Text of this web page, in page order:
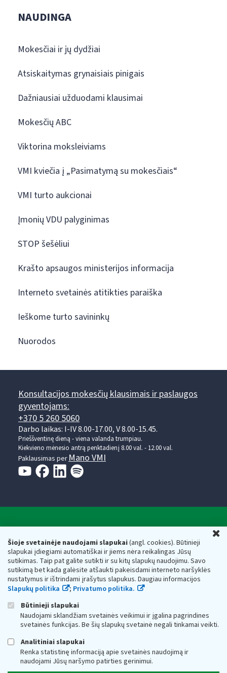
Šioje svetainėje naudojami slapukai(angl. cookies). Būtinieji
slapukai įdiegiami automatiškai ir jiems nėra reikalingas Jūsų
sutikimas. Taip pat galite sutikti ir su kitų slapukų naudojimu. Savo
sutikimą bet kada galėsite atšaukti pakeisdami interneto naršyklės
nustatymus ir ištrindami įrašytus slapukus. Daugiau informacijos
Slapukų politika
; Privatumo politika.
Būtinieji slapukai
Naudojami sklandžiam svetainės veikimui ir įgalina pagrindines
svetainės funkcijas. Be šių slapukų svetainė negali tinkamai veikti.
Analitiniai slapukai
Renka statistinę informaciją apie svetainės naudojimą ir
naudojami Jūsų naršymo patirties gerinimui.
NAUDINGA
Mokesčiai ir jų dydžiai
Atsiskaitymas grynaisiais pinigais
Dažniausiai užduodami klausimai
Mokesčių ABC
Viktorina moksleiviams
VMI kviečia į „Pasimatymą su mokesčiais“
VMI turto aukcionai
Įmonių VDU palyginimas
STOP šešėliui
Krašto apsaugos ministerijos informacija
Interneto svetainės atitikties paraiška
Ieškome turto savininkų
Nuorodos
Konsultacijos mokesčių klausimais ir paslaugos
gyventojams:
+370 5 260 5060
Darbo laikas: I-IV 8.00-17.00, V 8.00-15.45.
Prieššventinę dieną - viena valanda trumpiau.
Kiekvieno mėnesio antrą penktadienį 8.00 val. - 12.00 val.
Paklausimas perMano VMI
Valstybinė mokesčių inspekcija prie Lietuvos
Respublikos finansų ministerijos
Biudžetinė įstaiga. Juridinio asmens kodas — 188659752,
adresas: Vasario 16-osios g. 14, 01107 Vilnius, Lietuva, el.paštas:
vmi@vmi.lt, E. pristatymo dėžutės adresas 188659752
Duomenys apie Valstybinę mokesčių inspekciją prie Lietuvos
Respublikos finansų ministerijos kaupiami ir saugomi Juridinių